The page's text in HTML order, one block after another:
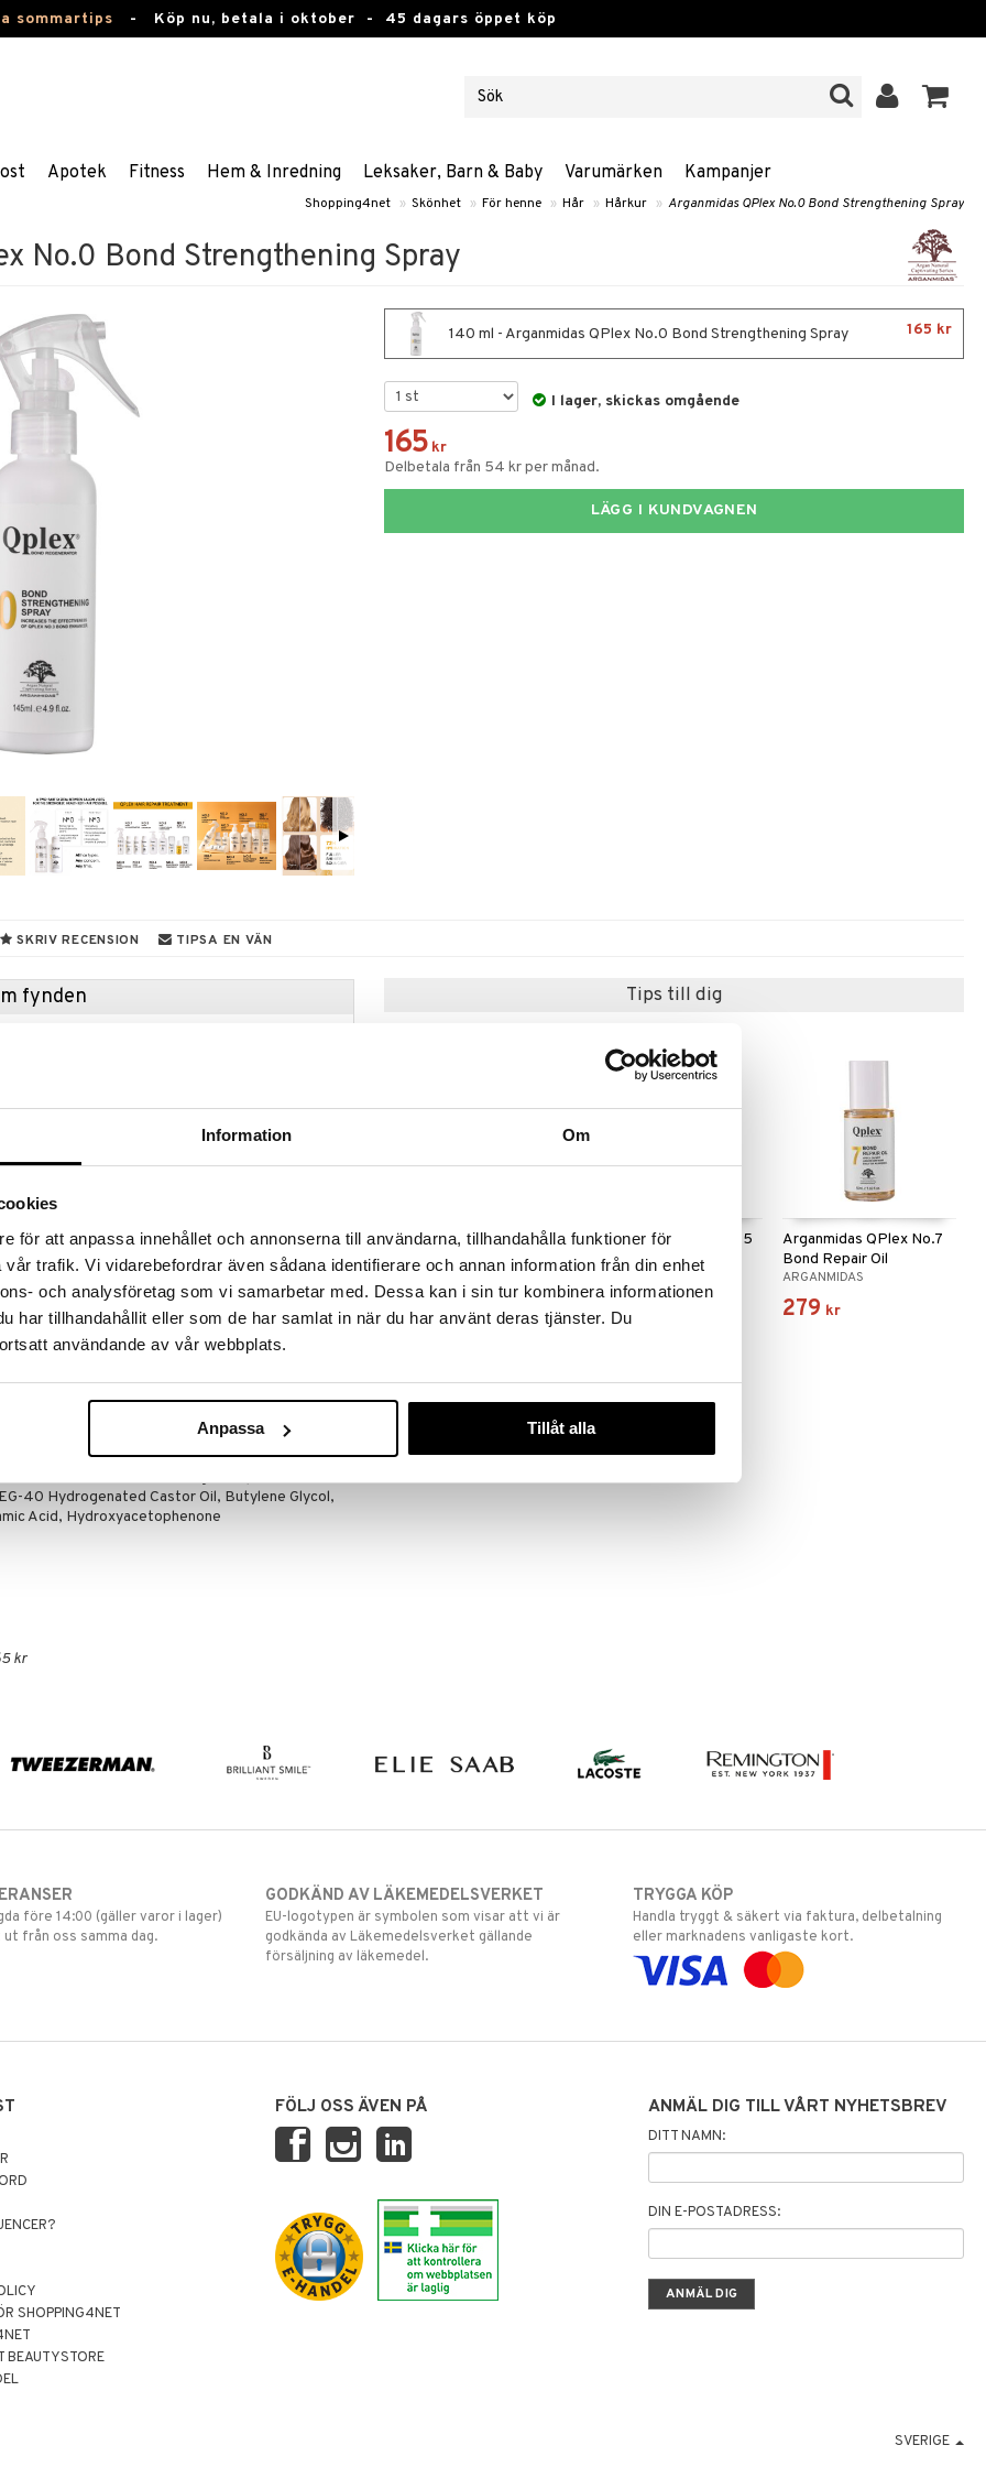
Information Om
för att anpassa innehållet och annonserna till användarna, tillhandahålla funktioner för
trafik. Vi vidarebefordrar även sådana identifierare och annan information från din enhet
och analysföretag som vi samarbetar med. Dessa kan i sin tur kombinera informationen
har tillhandahållit eller som de har samlat in när du har använt deras tjänster. Du
användande av vår webbplats.
Anpassa Tillåt alla
sommartips - Köp nu, betala i oktober - 45 dagars öppet köp
Apotek Fitness Hem & Inredning Leksaker, Barn & Baby Varumärken Kampanjer
Shopping4net » Skönhet » För henne » Hår » Hårkur » Arganmidas QPlex No.0 Bond Strengthening Spray
No.0 Bond Strengthening Spray
140 ml - Arganmidas QPlex No.0 Bond Strengthening Spray 165 kr
I lager, skickas omgående
165 kr
Delbetala från 54 kr per månad.
LÄGG I KUNDVAGNEN
SKRIV RECENSION TIPSA EN VÄN
fynden
fram till 31/8-2026, men var snabb - dina
Spray är en djupgående behandling som
samtidigt som den ökar effektiviteten hos
återställning.
spray i hela håret.
40 Hydrogenated Castor Oil, Butylene Glycol,
Acid, Hydroxyacetophenone
kr
Tips till dig
Arganmidas QPlex No.4
Bond Shampoo
ARGANMIDAS
255 kr
Arganmidas QPlex No.5
Bond Conditioner
ARGANMIDAS
165 kr
Arganmidas QPlex No.7
Bond Repair Oil
ARGANMIDAS
279 kr
före 14:00 (gäller varor i lager)
från oss samma dag.
GODKÄND AV LÄKEMEDELSVERKET
EU-logotypen är symbolen som visar att vi är
godkända av Läkemedelsverket gällande
försäljning av läkemedel.
TRYGGA KÖP
Handla tryggt & säkert via faktura, delbetalning
eller marknadens vanligaste kort.
SHOPPING4NET
BEAUTYSTORE
FÖLJ OSS ÄVEN PÅ ANMÄL DIG TILL VÅRT NYHETSBREV
DITT NAMN:
DIN E-POSTADRESS:
SVERIGE